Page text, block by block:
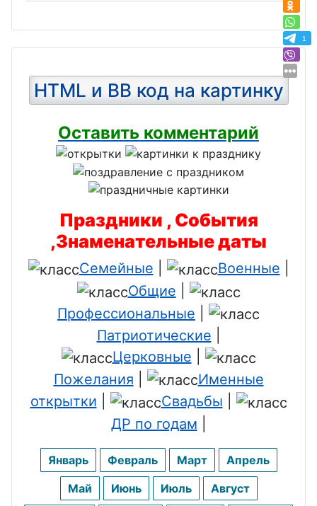
1
HTML и BB код на картинку
Оставить комментарий
Праздники , События
,Знаменательные даты
Семейные Военные
Общие
Профессиональные
Патриотические
Церковные
Пожелания
Именные
открытки
Свадьбы
ДР по годам
Январь Февраль Март
Апрель
Май
Июнь Июль
Август